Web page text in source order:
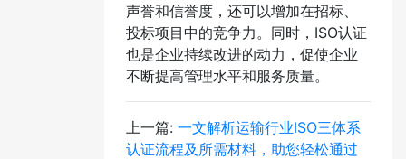
声誉和信誉度，还可以增加在招标、
投标项目中的竞争力。同时，ISO认证
也是企业持续改进的动力，促使企业
不断提高管理水平和服务质量。
上一篇:一文解析运输行业ISO三体系
认证流程及所需材料，助您轻松通过